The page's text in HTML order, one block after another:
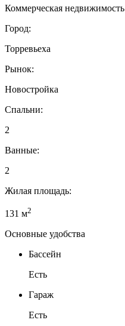
Коммерческая недвижимость
Город:
Торревьеха
Рынок:
Новостройка
Спальни:
2
Ванные:
2
Жилая площадь:
131 м2
Основные удобства
Бассейн
Есть
Гараж
Есть